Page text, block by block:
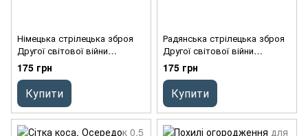
Німецька стрілецька зброя
Другої світової війни
(фототравлення), 1:72, ACE,
7226
175 грн
Купити
Радянська стрілецька зброя
Другої світової війни
(фототравлення), 1:72, ACE,
7227
175 грн
Купити